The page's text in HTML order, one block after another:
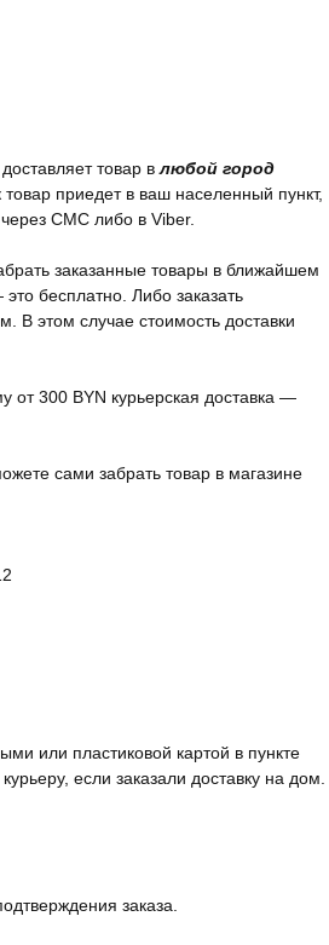
товар влюбой город
товар приедет в ваш населенный пункт,
СМС либо в Viber.
заказанные товары в ближайшем
бесплатно. Либо заказать
В этом случае стоимость доставки
от 300 BYN курьерская доставка —
сами забрать товар в магазине
или пластиковой картой в пункте
если заказали доставку на дом.
заказа.